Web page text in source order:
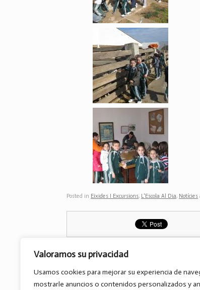
Valoramos su privacidad
Usamos cookies para mejorar su experiencia de
mostrarle anuncios o contenidos personalizados y
Posted in Eixides I Excursions, L'Escola Al Dia, Notícies
Post navigation
← Las fallas según los niños…